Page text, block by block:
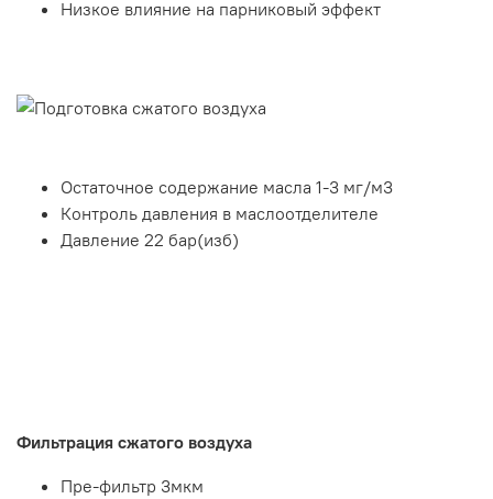
Низкое влияние на парниковый эффект
Остаточное содержание масла 1-3 мг/м3
Контроль давления в маслоотделителе
Давление 22 бар(изб)
Фильтрация сжатого воздуха
Пре-фильтр 3мкм